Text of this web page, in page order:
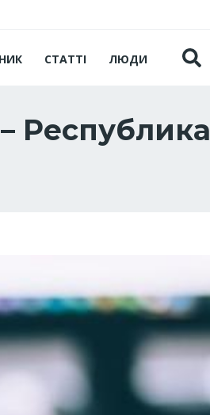
СТАТТІ ЛЮДИ
Республика